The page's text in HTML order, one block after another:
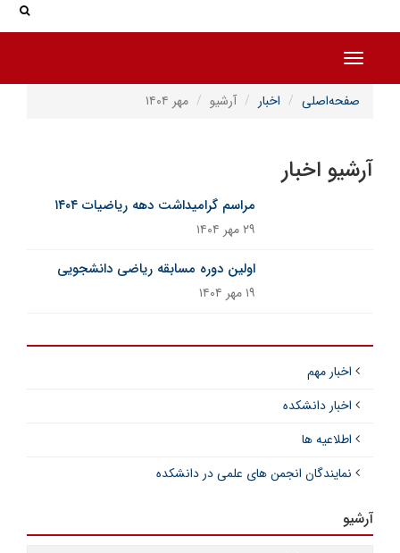
Toggle navigation
صفحه‌اصلی اخبار آرشیو مهر ۱۴۰۴
آرشیو اخبار
مراسم گرامیداشت دهه ریاضیات ۱۴۰۴
۲۹ مهر ۱۴۰۴
اولین دوره مسابقه ریاضی دانشجویی
۱۹ مهر ۱۴۰۴
اخبار مهم
اخبار دانشکده
اطلاعیه ها
نمایندگان انجمن های علمی در دانشکده
آرشیو